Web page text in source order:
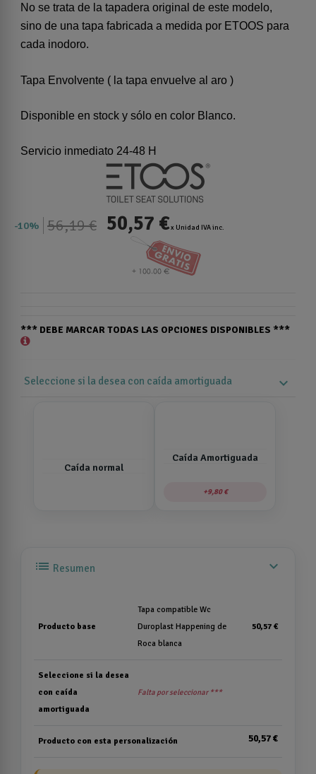
No se trata de la tapadera original de este modelo,
sino de una tapa fabricada a medida por ETOOS para
cada inodoro.
Tapa Envolvente ( la tapa envuelve al aro )
Disponible en stock y sólo en color Blanco.
Servicio inmediato 24-48 H
10% 56,19 € 50,57 €x Unidad IVA inc.
*** DEBE MARCAR TODAS LAS OPCIONES DISPONIBLES ***
Seleccione si la desea con caída amortiguada expand_more
Caída normal
Caída Amortiguada
9,80 €
list Resumen expand_more
Producto base
Tapa compatible Wc
Duroplast Happening de
Roca blanca
50,57 €
Seleccione si la desea
con caída
amortiguada
Falta por seleccionar ***
Producto con esta personalización 50,57 €